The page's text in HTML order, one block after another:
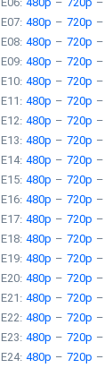
E07:480p – 720p –
E08:480p – 720p –
E09:480p – 720p –
E10:480p – 720p –
E11:480p – 720p –
E12:480p – 720p –
E13:480p – 720p –
E14:480p – 720p –
E15:480p – 720p –
E16:480p – 720p –
E17:480p – 720p –
E18:480p – 720p –
E19:480p – 720p –
E20:480p – 720p –
E21:480p – 720p –
E22:480p – 720p –
E23:480p – 720p –
E24:480p – 720p –